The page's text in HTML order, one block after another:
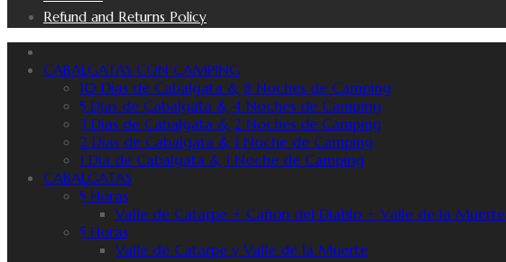
Refund and Returns Policy
CABALGATAS CON CAMPING
10 Dias de Cabalgata & 8 Noches de Camping
5 Dias de Cabalgata & 4 Noches de Camping
3 Dias de Cabalgata & 2 Noches de Camping
2 Dias de Cabalgata & 1 Noche de Camping
1 Dia de Cabalgata & 1 Noche de Camping
CABALGATAS
5 Horas
Valle de Catarpe + Cañón del Diablo + Valle de la Muerte
5 Horas
Valle de Catarpe y Valle de la Muerte